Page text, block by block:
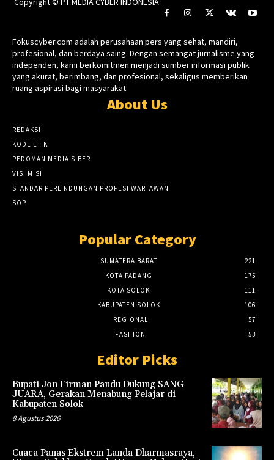
Fokuscyber.com adalah perusahaan pers yang sehat, mandiri,
profesional, dan berdaya saing. Dengan semangat jurnalisme yang
independen, kami berkomitmen menjadi sumber informasi publik
yang akurat, berimbang, dan profesional, sekaligus memberikan
ruang aspirasi bagi masyarakat.
About Us
REDAKSI
KODE ETIK
PEDOMAN MEDIA SIBER
VISI MISI
STANDAR PERLINDUNGAN PROFESI WARTAWAN
SOP
Popular Category
SUMATERA BARAT
221
KOTA PADANG
175
KOTA SOLOK
111
KABUPATEN SOLOK
106
REGIONAL
57
FASHION
53
Editor Picks
Bupati Jon Firman Pandu Dukung SANG
JUARA, Gerakan Menabung Pelajar di
Kabupaten Solok
8 Agustus 2026
Cuaca Panas Ekstrem Landa Dharmasraya,